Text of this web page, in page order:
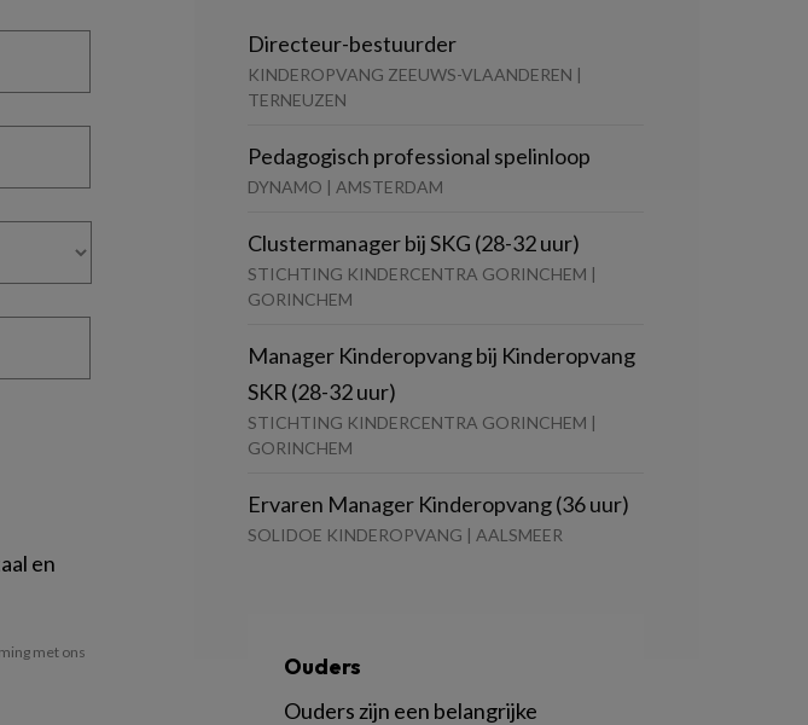
en
met ons
Directeur-bestuurder
KINDEROPVANG ZEEUWS-VLAANDEREN |
TERNEUZEN
Pedagogisch professional spelinloop
DYNAMO | AMSTERDAM
Clustermanager bij SKG (28-32 uur)
STICHTING KINDERCENTRA GORINCHEM |
GORINCHEM
Manager Kinderopvang bij Kinderopvang
SKR (28-32 uur)
STICHTING KINDERCENTRA GORINCHEM |
GORINCHEM
Ervaren Manager Kinderopvang (36 uur)
SOLIDOE KINDEROPVANG | AALSMEER
Ouders
Ouders zijn een belangrijke